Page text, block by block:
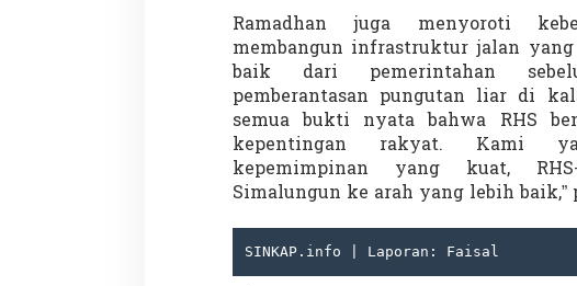
Ramadhan juga menyoroti
membangun infrastruktur jalan
baik dari pemerintahan
pemberantasan pungutan liar di
semua bukti nyata bahwa RHS
kepentingan rakyat. Kami
kepemimpinan yang kuat,
Simalungun ke arah yang lebih baik,”
SINKAP.info | Laporan: Faisal
Diadakan di Nanjing
Di GLOBAL, VIDEO | 18 Januari 2024